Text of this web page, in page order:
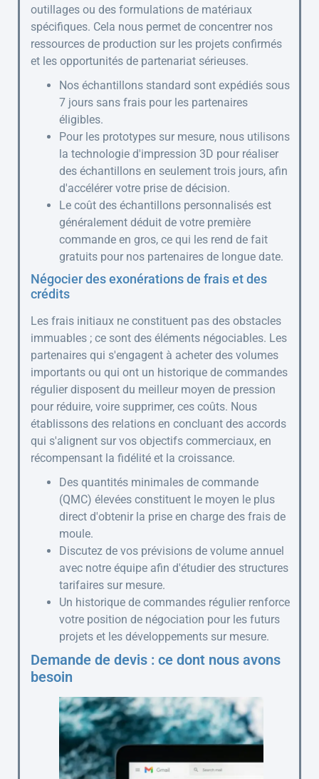
outillages ou des formulations de matériaux
spécifiques. Cela nous permet de concentrer nos
ressources de production sur les projets confirmés
et les opportunités de partenariat sérieuses.
Nos échantillons standard sont expédiés sous
7 jours sans frais pour les partenaires
éligibles.
Pour les prototypes sur mesure, nous utilisons
la technologie d'impression 3D pour réaliser
des échantillons en seulement trois jours, afin
d'accélérer votre prise de décision.
Le coût des échantillons personnalisés est
généralement déduit de votre première
commande en gros, ce qui les rend de fait
gratuits pour nos partenaires de longue date.
Négocier des exonérations de frais et des
crédits
Les frais initiaux ne constituent pas des obstacles
immuables ; ce sont des éléments négociables. Les
partenaires qui s'engagent à acheter des volumes
importants ou qui ont un historique de commandes
régulier disposent du meilleur moyen de pression
pour réduire, voire supprimer, ces coûts. Nous
établissons des relations en concluant des accords
qui s'alignent sur vos objectifs commerciaux, en
récompensant la fidélité et la croissance.
Des quantités minimales de commande
(QMC) élevées constituent le moyen le plus
direct d'obtenir la prise en charge des frais de
moule.
Discutez de vos prévisions de volume annuel
avec notre équipe afin d'étudier des structures
tarifaires sur mesure.
Un historique de commandes régulier renforce
votre position de négociation pour les futurs
projets et les développements sur mesure.
Demande de devis : ce dont nous avons
besoin